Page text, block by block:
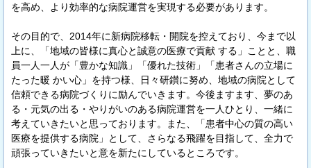
を高め、より効率的な病院運営を実現する必要があります。
その目的で、2014年に新病院移転・開院を控えており、今まで以
上に、「地域の皆様に真心と誠意の医療で貢献 する」ことと、職
員一人一人が「豊かな知識」「優れた技術」「患者さんの立場に
たった暖 かい心」を持つ様、日々研鑚に努め、地域の病院として
信頼できる病院づくりに励んでいきます。今後ますます、夢のあ
る・元気の出る・やりがいのある病院運営を一人ひとり、一緒に
考えていきたいと思っております。また、「患者中心の質の高い
医療を提供する病院」として、さらなる飛躍を目指して、全力で
頑張っていきたいと意を新たにしているところです。